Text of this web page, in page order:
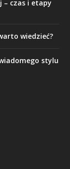
– czas i etapy
wiedzieć?
stylu